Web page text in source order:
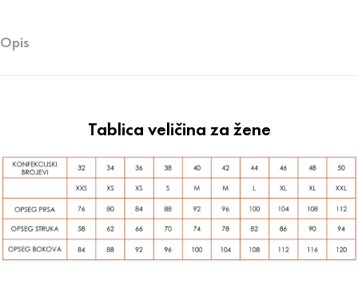
Opis
Tablica veličina za žene